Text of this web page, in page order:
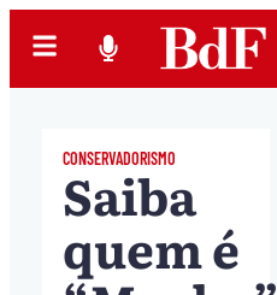
CONSERVADORISMO
Saiba
quem é